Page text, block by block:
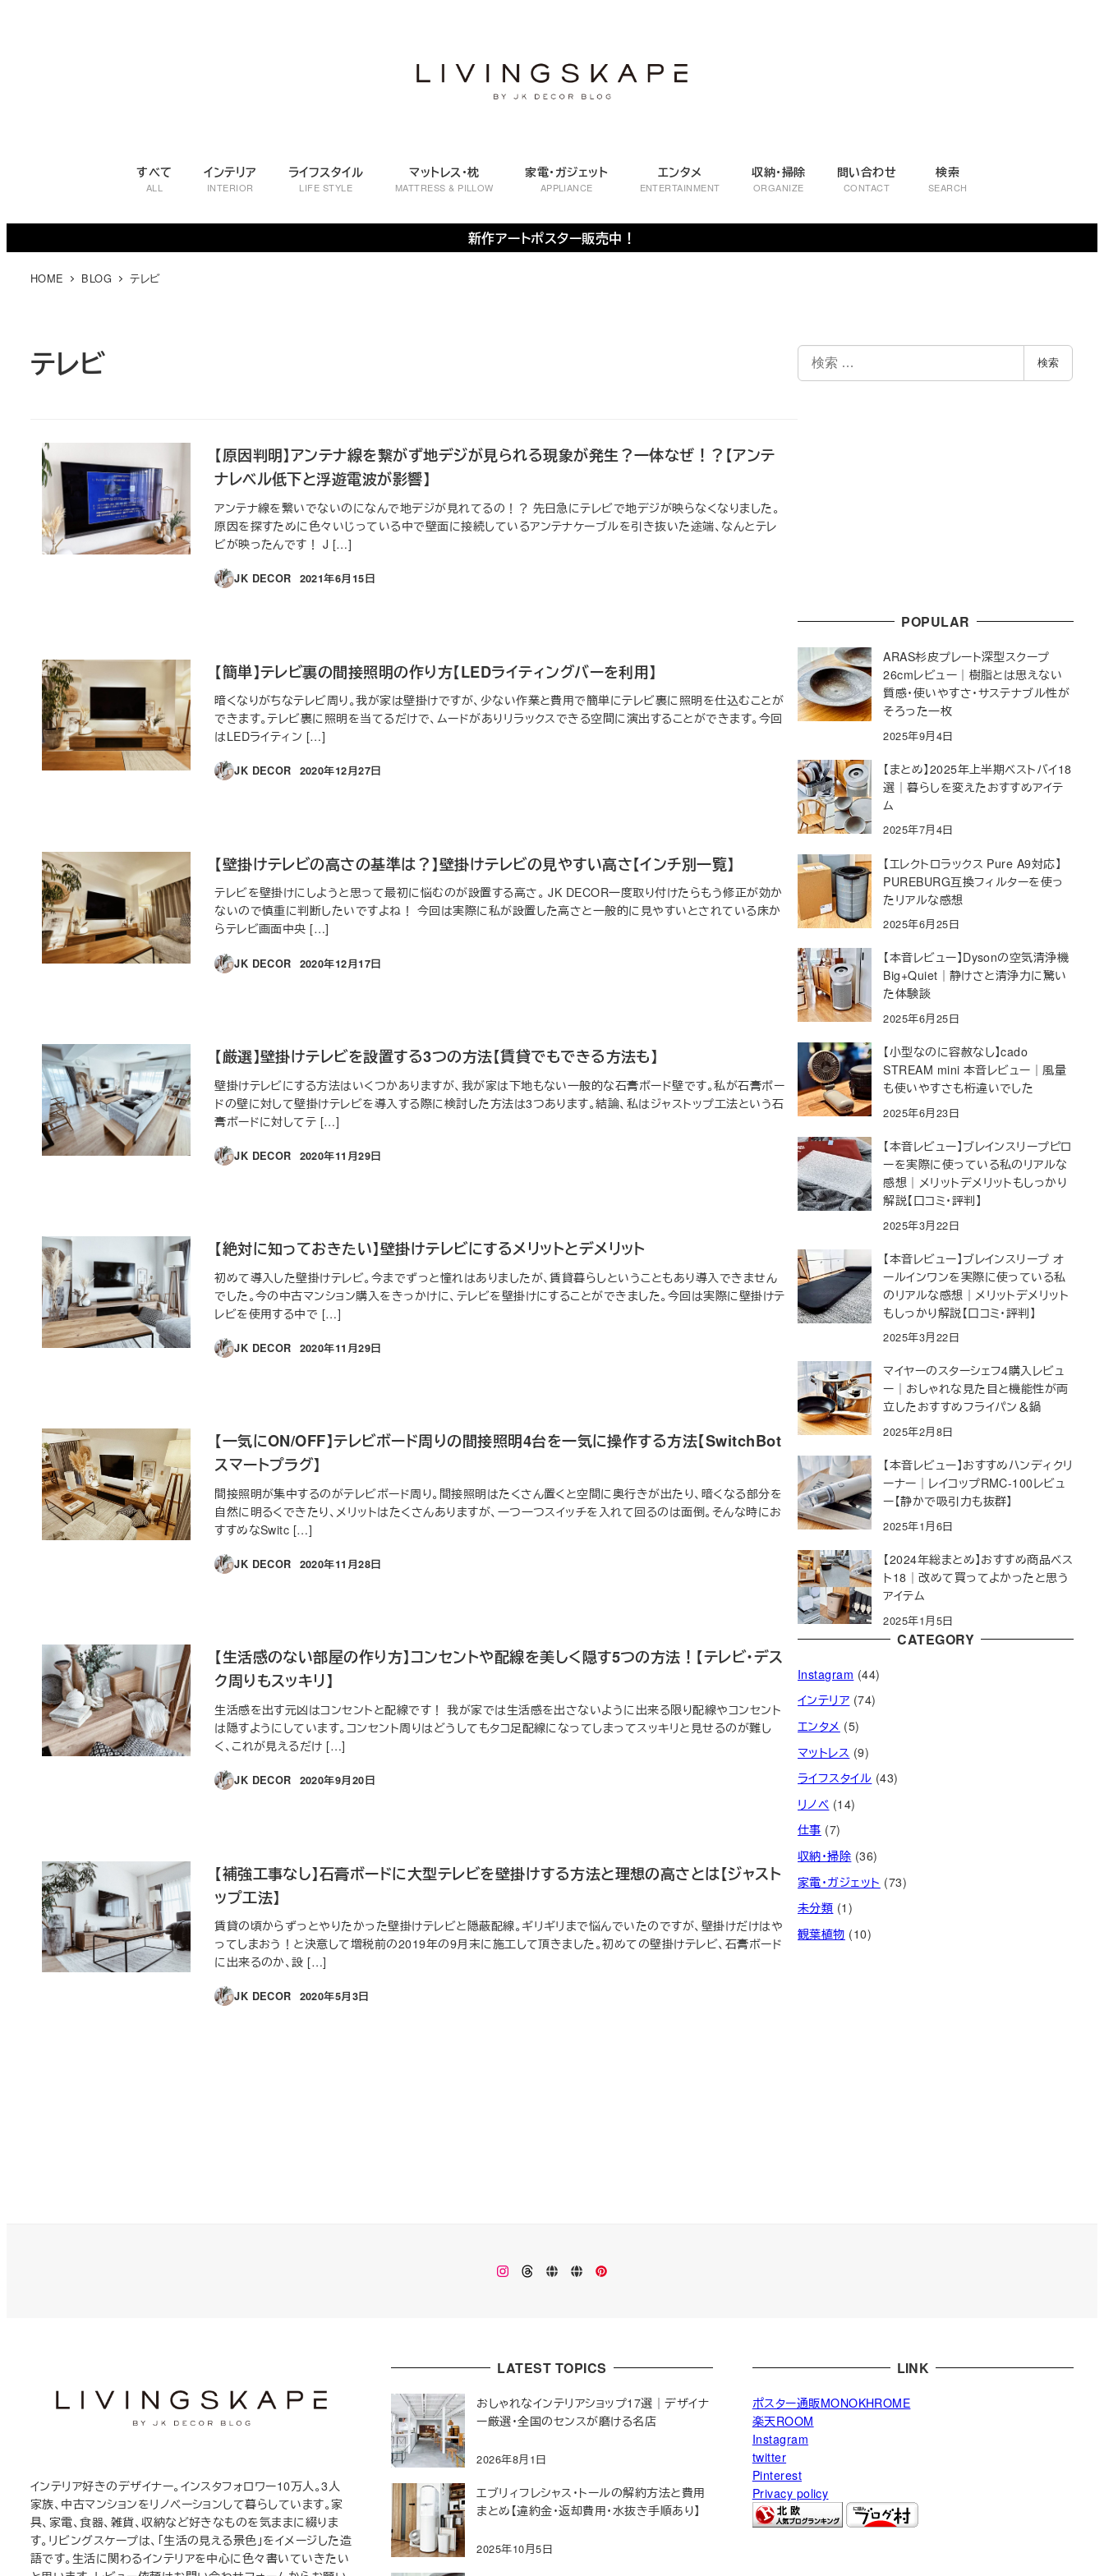
動
すべて
ALL
インテリア
INTERIOR
ライフスタイル
LIFE STYLE
マットレス・枕
MATTRESS & PILLOW
家電・ガジェット
APPLIANCE
エンタメ
ENTERTAINMENT
収納・掃除
ORGANIZE
問い合わせ
CONTACT
検索
SEARCH
新作アートポスター販売中！
HOME BLOG テレビ
テレビ
【原因判明】アンテナ線を繋がず地デジが見られる現象が発生？一体なぜ！？【アンテ
ナレベル低下と浮遊電波が影響】
アンテナ線を繋いでないのになんで地デジが見れてるの！？ 先日急にテレビで地デジが映らなくなりました。
原因を探すために色々いじっている中で壁面に接続しているアンテナケーブルを引き抜いた途端、なんとテレ
ビが映ったんです！ J […]
JK DECOR 投稿日
2021年6月15日
【簡単】テレビ裏の間接照明の作り方【LEDライティングバーを利用】
暗くなりがちなテレビ周り。我が家は壁掛けですが、少ない作業と費用で簡単にテレビ裏に照明を仕込むことが
できます。テレビ裏に照明を当てるだけで、ムードがありリラックスできる空間に演出することができます。今回
はLEDライティン […]
JK DECOR 投稿日
2020年12月27日
【壁掛けテレビの高さの基準は？】壁掛けテレビの見やすい高さ【インチ別一覧】
テレビを壁掛けにしようと思って最初に悩むのが設置する高さ。 JK DECOR一度取り付けたらもう修正が効か
ないので慎重に判断したいですよね！ 今回は実際に私が設置した高さと一般的に見やすいとされている床か
らテレビ画面中央 […]
JK DECOR 投稿日
2020年12月17日
【厳選】壁掛けテレビを設置する3つの方法【賃貸でもできる方法も】
壁掛けテレビにする方法はいくつかありますが、我が家は下地もない一般的な石膏ボード壁です。私が石膏ボー
ドの壁に対して壁掛けテレビを導入する際に検討した方法は3つあります。結論、私はジャストップ工法という石
膏ボードに対してテ […]
JK DECOR 投稿日
2020年11月29日
【絶対に知っておきたい】壁掛けテレビにするメリットとデメリット
初めて導入した壁掛けテレビ。今までずっと憧れはありましたが、賃貸暮らしということもあり導入できません
でした。今の中古マンション購入をきっかけに、テレビを壁掛けにすることができました。今回は実際に壁掛けテ
レビを使用する中で […]
JK DECOR 投稿日
2020年11月29日
【一気にON/OFF】テレビボード周りの間接照明4台を一気に操作する方法【SwitchBot
スマートプラグ】
間接照明が集中するのがテレビボード周り。間接照明はたくさん置くと空間に奥行きが出たり、暗くなる部分を
自然に明るくできたり、メリットはたくさんありますが、一つ一つスイッチを入れて回るのは面倒。そんな時にお
すすめなSwitc […]
JK DECOR 投稿日
2020年11月28日
【生活感のない部屋の作り方】コンセントや配線を美しく隠す5つの方法！【テレビ・デス
ク周りもスッキリ】
生活感を出す元凶はコンセントと配線です！ 我が家では生活感を出さないように出来る限り配線やコンセント
は隠すようにしています。コンセント周りはどうしてもタコ足配線になってしまってスッキリと見せるのが難し
く、これが見えるだけ […]
JK DECOR 投稿日
2020年9月20日
【補強工事なし】石膏ボードに大型テレビを壁掛けする方法と理想の高さとは【ジャスト
ップ工法】
賃貸の頃からずっとやりたかった壁掛けテレビと隠蔽配線。ギリギリまで悩んでいたのですが、壁掛けだけはや
ってしまおう！と決意して増税前の2019年の9月末に施工して頂きました。初めての壁掛けテレビ、石膏ボード
に出来るのか、設 […]
JK DECOR 投稿日
2020年5月3日
検
検索
POPULAR
ARAS杉皮プレート深型スクープ
26cmレビュー｜樹脂とは思えない
質感・使いやすさ・サステナブル性が
そろった一枚
2025年9月4日
【まとめ】2025年上半期ベストバイ18
選｜暮らしを変えたおすすめアイテ
ム
2025年7月4日
【エレクトロラックス Pure A9対応】
PUREBURG互換フィルターを使っ
たリアルな感想
2025年6月25日
【本音レビュー】Dysonの空気清浄機
Big+Quiet｜静けさと清浄力に驚い
た体験談
2025年6月25日
【小型なのに容赦なし】cado
STREAM mini 本音レビュー｜風量
も使いやすさも桁違いでした
2025年6月23日
【本音レビュー】ブレインスリープピロ
ーを実際に使っている私のリアルな
感想｜メリットデメリットもしっかり
解説【口コミ・評判】
2025年3月22日
【本音レビュー】ブレインスリープ オ
ールインワンを実際に使っている私
のリアルな感想｜メリットデメリット
もしっかり解説【口コミ・評判】
2025年3月22日
マイヤーのスターシェフ4購入レビュ
ー｜おしゃれな見た目と機能性が両
立したおすすめフライパン＆鍋
2025年2月8日
【本音レビュー】おすすめハンディクリ
ーナー｜レイコップRMC-100レビュ
ー【静かで吸引力も抜群】
2025年1月6日
【2024年総まとめ】おすすめ商品ベス
ト18｜改めて買ってよかったと思う
アイテム
2025年1月5日
CATEGORY
Instagram (44)
インテリア (74)
エンタメ (5)
マットレス (9)
ライフスタイル (43)
リノベ (14)
仕事 (7)
収納・掃除 (36)
家電・ガジェット (73)
未分類 (1)
観葉植物 (10)
Instagram
Threads
楽 Monokhrome
Pinterest
インテリア好きのデザイナー。インスタフォロワー10万人。3人
家族、中古マンションをリノベーションして暮らしています。家
具、家電、食器、雑貨、収納など好きなものを気ままに綴りま
す。リビングスケープは、「生活の見える景色」をイメージした造
語です。生活に関わるインテリアを中心に色々書いていきたい
LATEST TOPICS
おしゃれなインテリアショップ17選｜デザイナ
ー厳選・全国のセンスが磨ける名店
2026年8月1日
エブリィフレシャス・トールの解約方法と費用
まとめ【違約金・返却費用・水抜き手順あり】
2025年10月5日
LINK
ポスター通販MONOKHROME
楽天ROOM
Instagram
twitter
Pinterest
Privacy policy